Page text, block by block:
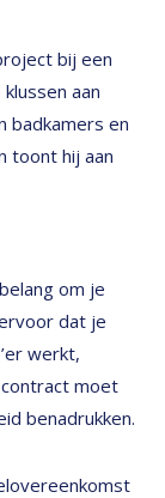
bij een
aan
badkamers en
toont hij aan
om je
dat je
werkt,
moet
benadrukken.